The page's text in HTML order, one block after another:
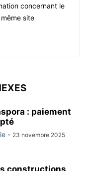
concernant le
site
: paiement
- 23 novembre 2025
constructions